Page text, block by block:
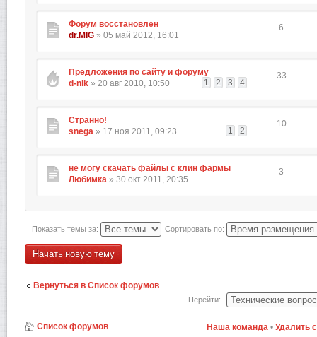
Форум восстановлен
dr.MIG » 05 май 2012, 16:01
6
Предложения по сайту и форуму
1
2 3 4
d-nik » 20 авг 2010, 10:50
33
Странно!
1
2
snega » 17 ноя 2011, 09:23
10
не могу скачать файлы с клин фармы
Любимка » 30 окт 2011, 20:35
3
Показать темы за: Сортировать по:
Начать новую тему
Вернуться в Список форумов
Перейти:
Список форумов Наша команда • Удалить